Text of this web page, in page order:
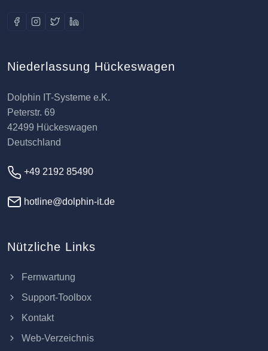
Niederlassung Hückeswagen
Dolphin IT-Systeme e.K.
Peterstr. 69
42499 Hückeswagen
Deutschland
+49 2192 85490
hotline@dolphin-it.de
Nützliche Links
Fernwartung
Support-Toolbox
Kontakt
Web-Verzeichnis